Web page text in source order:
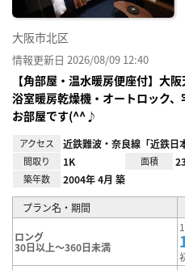
大阪市北区
情報更新日 2026/08/09 12:40
【角部屋・温水暖房便座付】大
浴室暖房乾燥機・オートロック
お部屋です(^^♪
アクセス 近鉄難波・奈良線「近鉄日
間取り 1K 面積
築年数 2004年 4月 築
プラン名・期間
ロング
30日以上～360日未満